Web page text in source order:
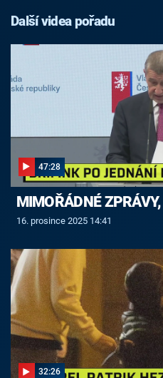
Další videa pořadu
47:28
MIMOŘÁDNÉ
16. prosince 2025 14:41
32:26